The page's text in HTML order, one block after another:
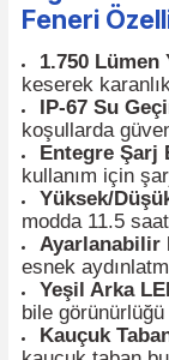
Nightstick
Feneri
1.750
keserek
IP-67 Su
koşullarda
Entegre
kullanım için